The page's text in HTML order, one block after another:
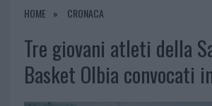
HOME CRONACA
Tre giovani atleti della
Basket Olbia convocati